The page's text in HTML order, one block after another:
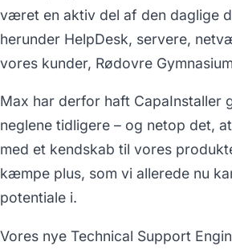
været en aktiv del af den daglige
herunder HelpDesk, servere,
vores kunder, Rødovre
Max har derfor haft CapaInstaller
neglene tidligere – og netop det,
med et kendskab til vores
kæmpe plus, som vi allerede nu
potentiale i.
Vores nye Technical Support